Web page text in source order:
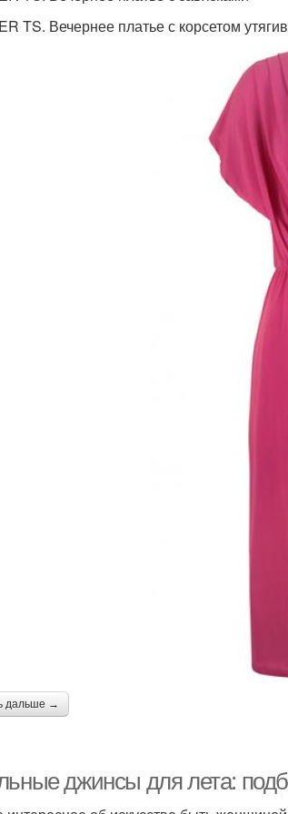
TS. Вечернее платье с корсетом
дальше →
джинсы для лета: